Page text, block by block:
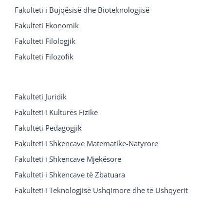
Fakulteti i Bujqësisë dhe Bioteknologjisë
Fakulteti Ekonomik
Fakulteti Filologjik
Fakulteti Filozofik
Fakulteti Juridik
Fakulteti i Kulturës Fizike
Fakulteti Pedagogjik
Fakulteti i Shkencave Matematike-Natyrore
Fakulteti i Shkencave Mjekësore
Fakulteti i Shkencave të Zbatuara
Fakulteti i Teknologjisë Ushqimore dhe të Ushqyerit